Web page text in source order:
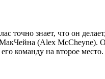
точно знает, что он
МакЧейна (Alex
команду на второе место.